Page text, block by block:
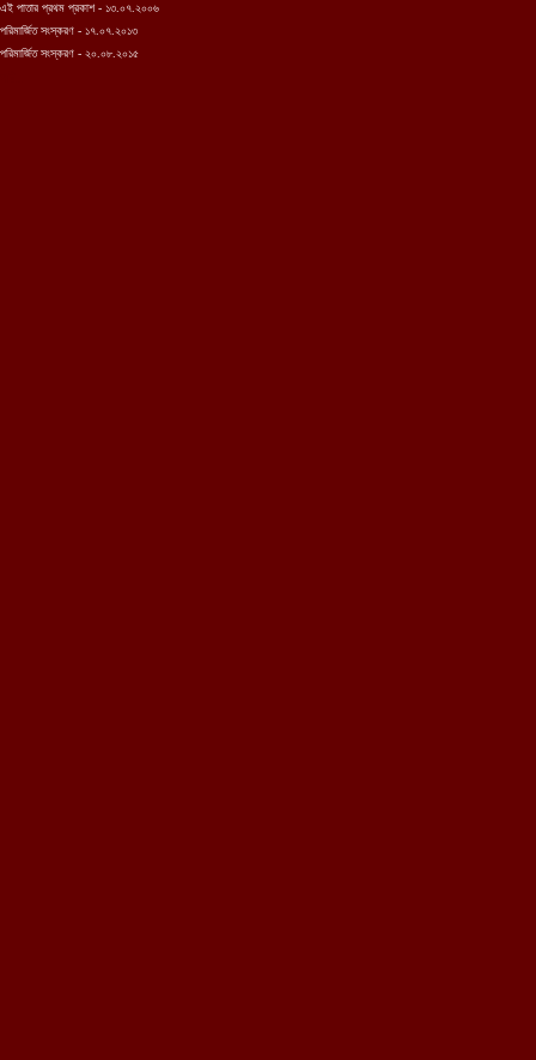
এই পাতার প্রথম প্রকাশ - ১৩.০৭.২০০৬
পরিমার্জিত সংস্করণ - ১৭.০৭.২০১৩
পরিমার্জিত সংস্করণ - ২০.০৮.২০১৫